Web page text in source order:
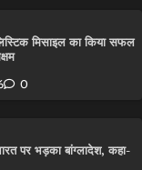
मिसाइल का किया सफल
0
पर भड़का बांग्लादेश, कहा-